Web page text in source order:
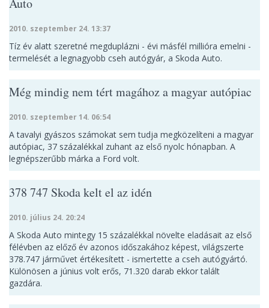
Auto
2010. szeptember 24. 13:37
Tíz év alatt szeretné megduplázni - évi másfél millióra emelni -
termelését a legnagyobb cseh autógyár, a Skoda Auto.
Még mindig nem tért magához a magyar autópiac
2010. szeptember 14. 06:54
A tavalyi gyászos számokat sem tudja megközelíteni a magyar
autópiac, 37 százalékkal zuhant az első nyolc hónapban. A
legnépszerűbb márka a Ford volt.
378 747 Skoda kelt el az idén
2010. július 24. 20:24
A Skoda Auto mintegy 15 százalékkal növelte eladásait az első
félévben az előző év azonos időszakához képest, világszerte
378.747 járművet értékesített - ismertette a cseh autógyártó.
Különösen a június volt erős, 71.320 darab ekkor talált
gazdára.